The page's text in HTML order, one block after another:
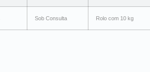
Sob Consulta Rolo com 10 kg